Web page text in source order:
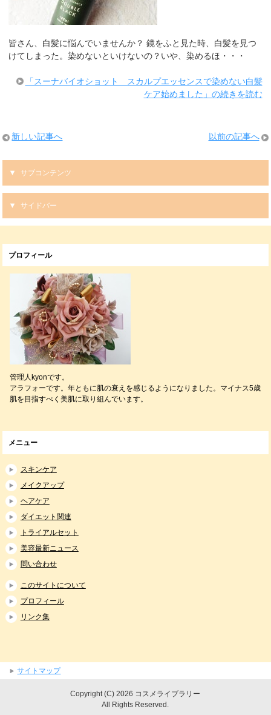
皆さん、白髪に悩んでいませんか？ 鏡をふと見た時、白髪を見つ
けてしまった。染めないといけないの？いや、染めるほ・・・
「スーナバイオショット スカルプエッセンスで染めない白髪
ケア始めました」の続きを読む
以前の記事へ
新しい記事へ
サブコンテンツ
サイドバー
プロフィール
管理人kyonです。
アラフォーです。年ともに肌の衰えを感じるようになりました。マイナス5歳
肌を目指すべく美肌に取り組んでいます。
メニュー
スキンケア
メイクアップ
ヘアケア
ダイエット関連
トライアルセット
美容最新ニュース
問い合わせ
このサイトについて
プロフィール
リンク集
サイトマップ
Copyright (C) 2026 コスメライブラリー
All Rights Reserved.